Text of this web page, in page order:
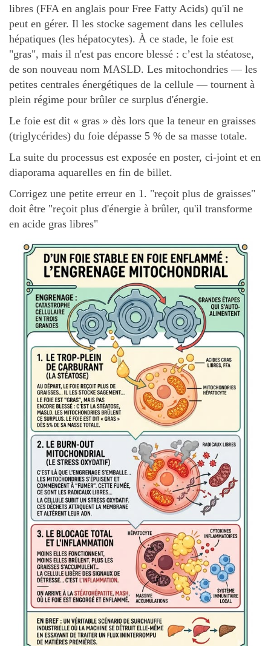
libres (FFA en anglais pour Free Fatty Acids) qu'il ne
peut en gérer. Il les stocke sagement dans les cellules
hépatiques (les hépatocytes). À ce stade, le foie est
"gras", mais il n'est pas encore blessé : c’est la stéatose,
de son nouveau nom MASLD. Les mitochondries — les
petites centrales énergétiques de la cellule — tournent à
plein régime pour brûler ce surplus d'énergie.
Le foie est dit « gras » dès lors que la teneur en graisses
(triglycérides) du foie dépasse 5 % de sa masse totale.
La suite du processus est exposée en poster, ci-joint et en
diaporama aquarelles en fin de billet.
Corrigez une petite erreur en 1. "reçoit plus de graisses"
doit être "reçoit plus d'énergie à brûler, qu'il transforme
en acide gras libres"